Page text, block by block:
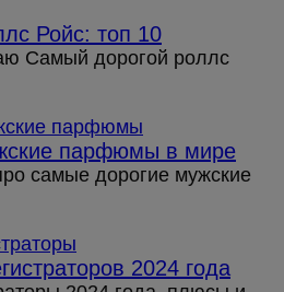
Ройс: топ 10
Самый дорогой роллс
парфюмы в мире
самые дорогие мужские
2024 года